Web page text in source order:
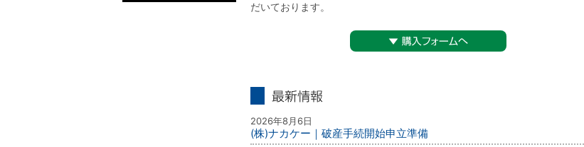
だいております。
2026年8月6日
(株)ナカケー｜破産手続開始申立準備